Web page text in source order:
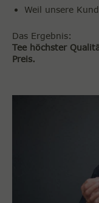
Weil unsere
Das Ergebnis:
Tee höchster
Preis.